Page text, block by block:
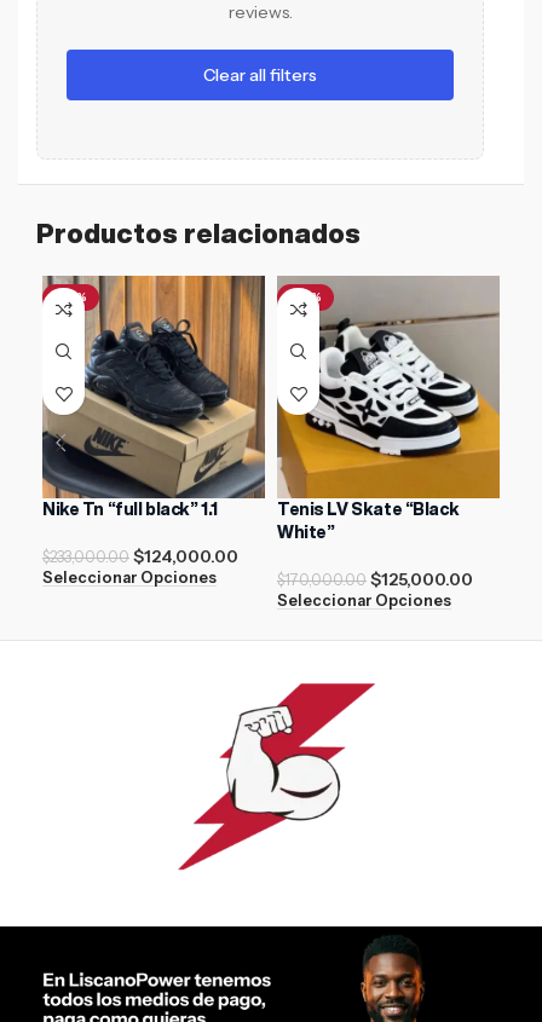
reviews.
Clear all filters
Productos relacionados
-47%
Nike Tn “full black” 1.1
$233,000.00 $124,000.00
Seleccionar Opciones
-26%
Tenis LV Skate “Black
White”
$170,000.00 $125,000.00
Seleccionar Opciones